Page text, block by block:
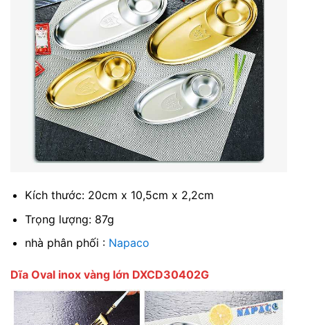
Kích thước: 20cm x 10,5cm x 2,2cm
Trọng lượng: 87g
nhà phân phối : Napaco
Dĩa Oval inox vàng lớn DXCD30402G